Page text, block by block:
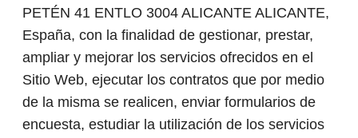
PETÉN 41 ENTLO 3004 ALICANTE ALICANTE,
España, con la finalidad de gestionar, prestar,
ampliar y mejorar los servicios ofrecidos en el
Sitio Web, ejecutar los contratos que por medio
de la misma se realicen, enviar formularios de
encuesta, estudiar la utilización de los servicios